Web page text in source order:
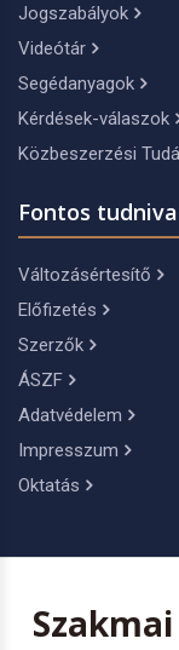
Jogszabályok
Videótár
Segédanyagok
Kérdések-válaszok
Közbeszerzési
Fontos
Változásértesítő
Előfizetés
Szerzők
ÁSZF
Adatvédelem
Impresszum
Oktatás